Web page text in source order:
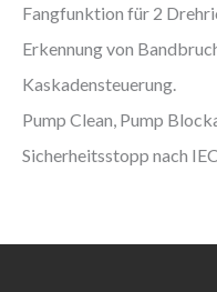
Fangfunktion für 2
Erkennung von
Kaskadensteuerung.
Pump Clean, Pump
Sicherheitsstopp nach